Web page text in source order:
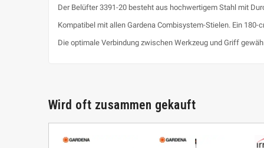
Der Belüfter 3391-20 besteht aus hochwertigem Stahl mit
Kompatibel mit allen Gardena Combisystem-Stielen. Ein
Die optimale Verbindung zwischen Werkzeug und Griff
Wird oft zusammen gekauft